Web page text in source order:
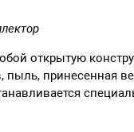
открытую
пыль, принесенная